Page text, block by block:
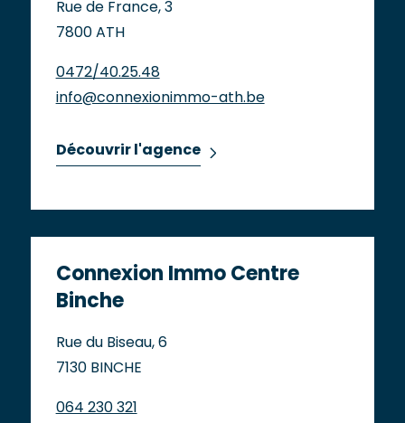
Rue de France, 3
7800 ATH
0472/40.25.48
info@connexionimmo-ath.be
Découvrir l'agence
Connexion Immo Centre
Binche
Rue du Biseau, 6
7130 BINCHE
064 230 321